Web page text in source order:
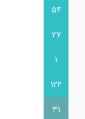
54
27
1
124
31